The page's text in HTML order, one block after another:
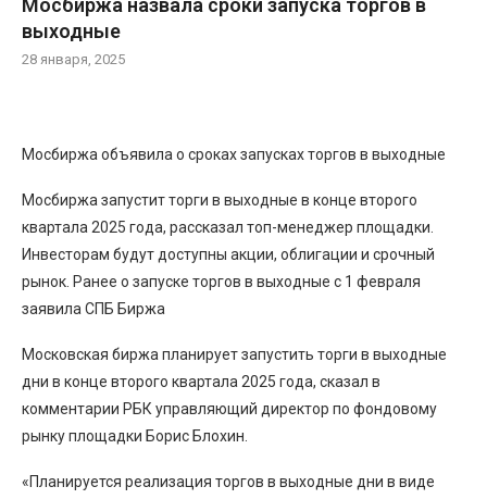
Мосбиржа назвала сроки запуска торгов в
выходные
28 января, 2025
Мосбиржа объявила о сроках запусках торгов в выходные
Мосбиржа запустит торги в выходные в конце второго
квартала 2025 года, рассказал топ-менеджер площадки.
Инвесторам будут доступны акции, облигации и срочный
рынок. Ранее о запуске торгов в выходные с 1 февраля
заявила СПБ Биржа
Московская биржа планирует запустить торги в выходные
дни в конце второго квартала 2025 года, сказал в
комментарии РБК управляющий директор по фондовому
рынку площадки Борис Блохин.
«Планируется реализация торгов в выходные дни в виде